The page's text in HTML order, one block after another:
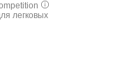
легковых